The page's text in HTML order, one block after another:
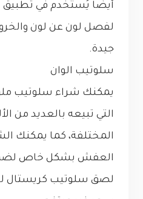
أيضًا يُستخدم في تطبيق
لفصل لون عن لون
جيدة.
سلوتيب الوان
يمكنك شراء سلوتيب
التي تبيعه بالعديد من
المختلفة، كما يمكنك
العفش بشكل خاص
لصق سلوتيب كريستال